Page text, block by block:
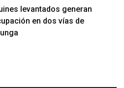
levantados generan
en dos vías de